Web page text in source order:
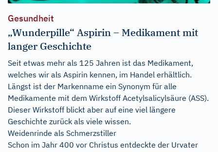
Gesundheit
„Wunderpille“ Aspirin – Medikament mit
langer Geschichte
Seit etwas mehr als 125 Jahren ist das Medikament,
welches wir als Aspirin kennen, im Handel erhältlich.
Längst ist der Markenname ein Synonym für alle
Medikamente mit dem Wirkstoff Acetylsalicylsäure (ASS).
Dieser Wirkstoff blickt aber auf eine viel längere
Geschichte zurück als viele wissen.
Weidenrinde als Schmerzstiller
Schon im Jahr 400 vor Christus entdeckte der Urvater